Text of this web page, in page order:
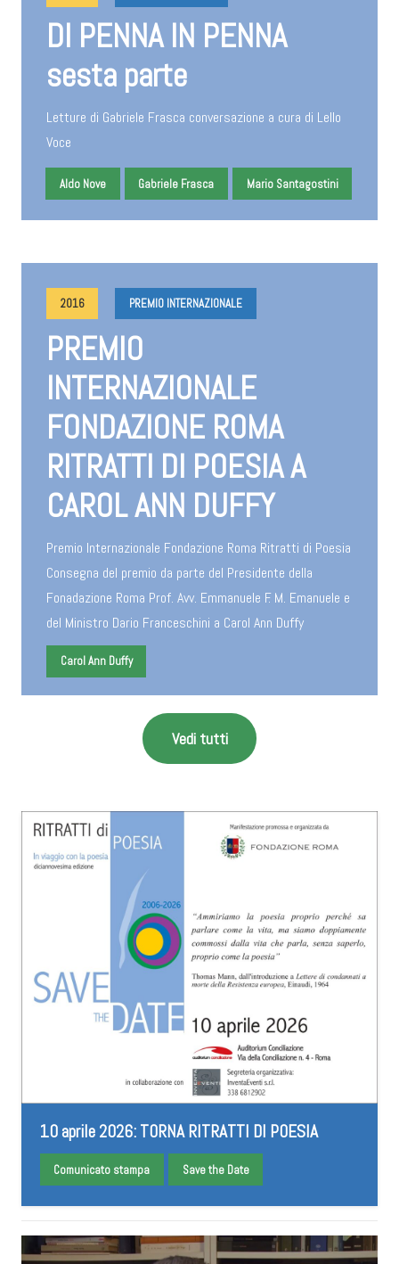
DI PENNA IN PENNA
sesta parte
Letture di Gabriele Frasca conversazione a cura di Lello
Voce
Aldo Nove Gabriele Frasca Mario Santagostini
2016 PREMIO INTERNAZIONALE
PREMIO
INTERNAZIONALE
FONDAZIONE ROMA
RITRATTI DI POESIA A
CAROL ANN DUFFY
Premio Internazionale Fondazione Roma Ritratti di Poesia
Consegna del premio da parte del Presidente della
Fonadazione Roma Prof. Avv. Emmanuele F. M. Emanuele e
del Ministro Dario Franceschini a Carol Ann Duffy
Carol Ann Duffy
Vedi tutti
10 aprile 2026: TORNA RITRATTI DI POESIA
Comunicato stampa Save the Date